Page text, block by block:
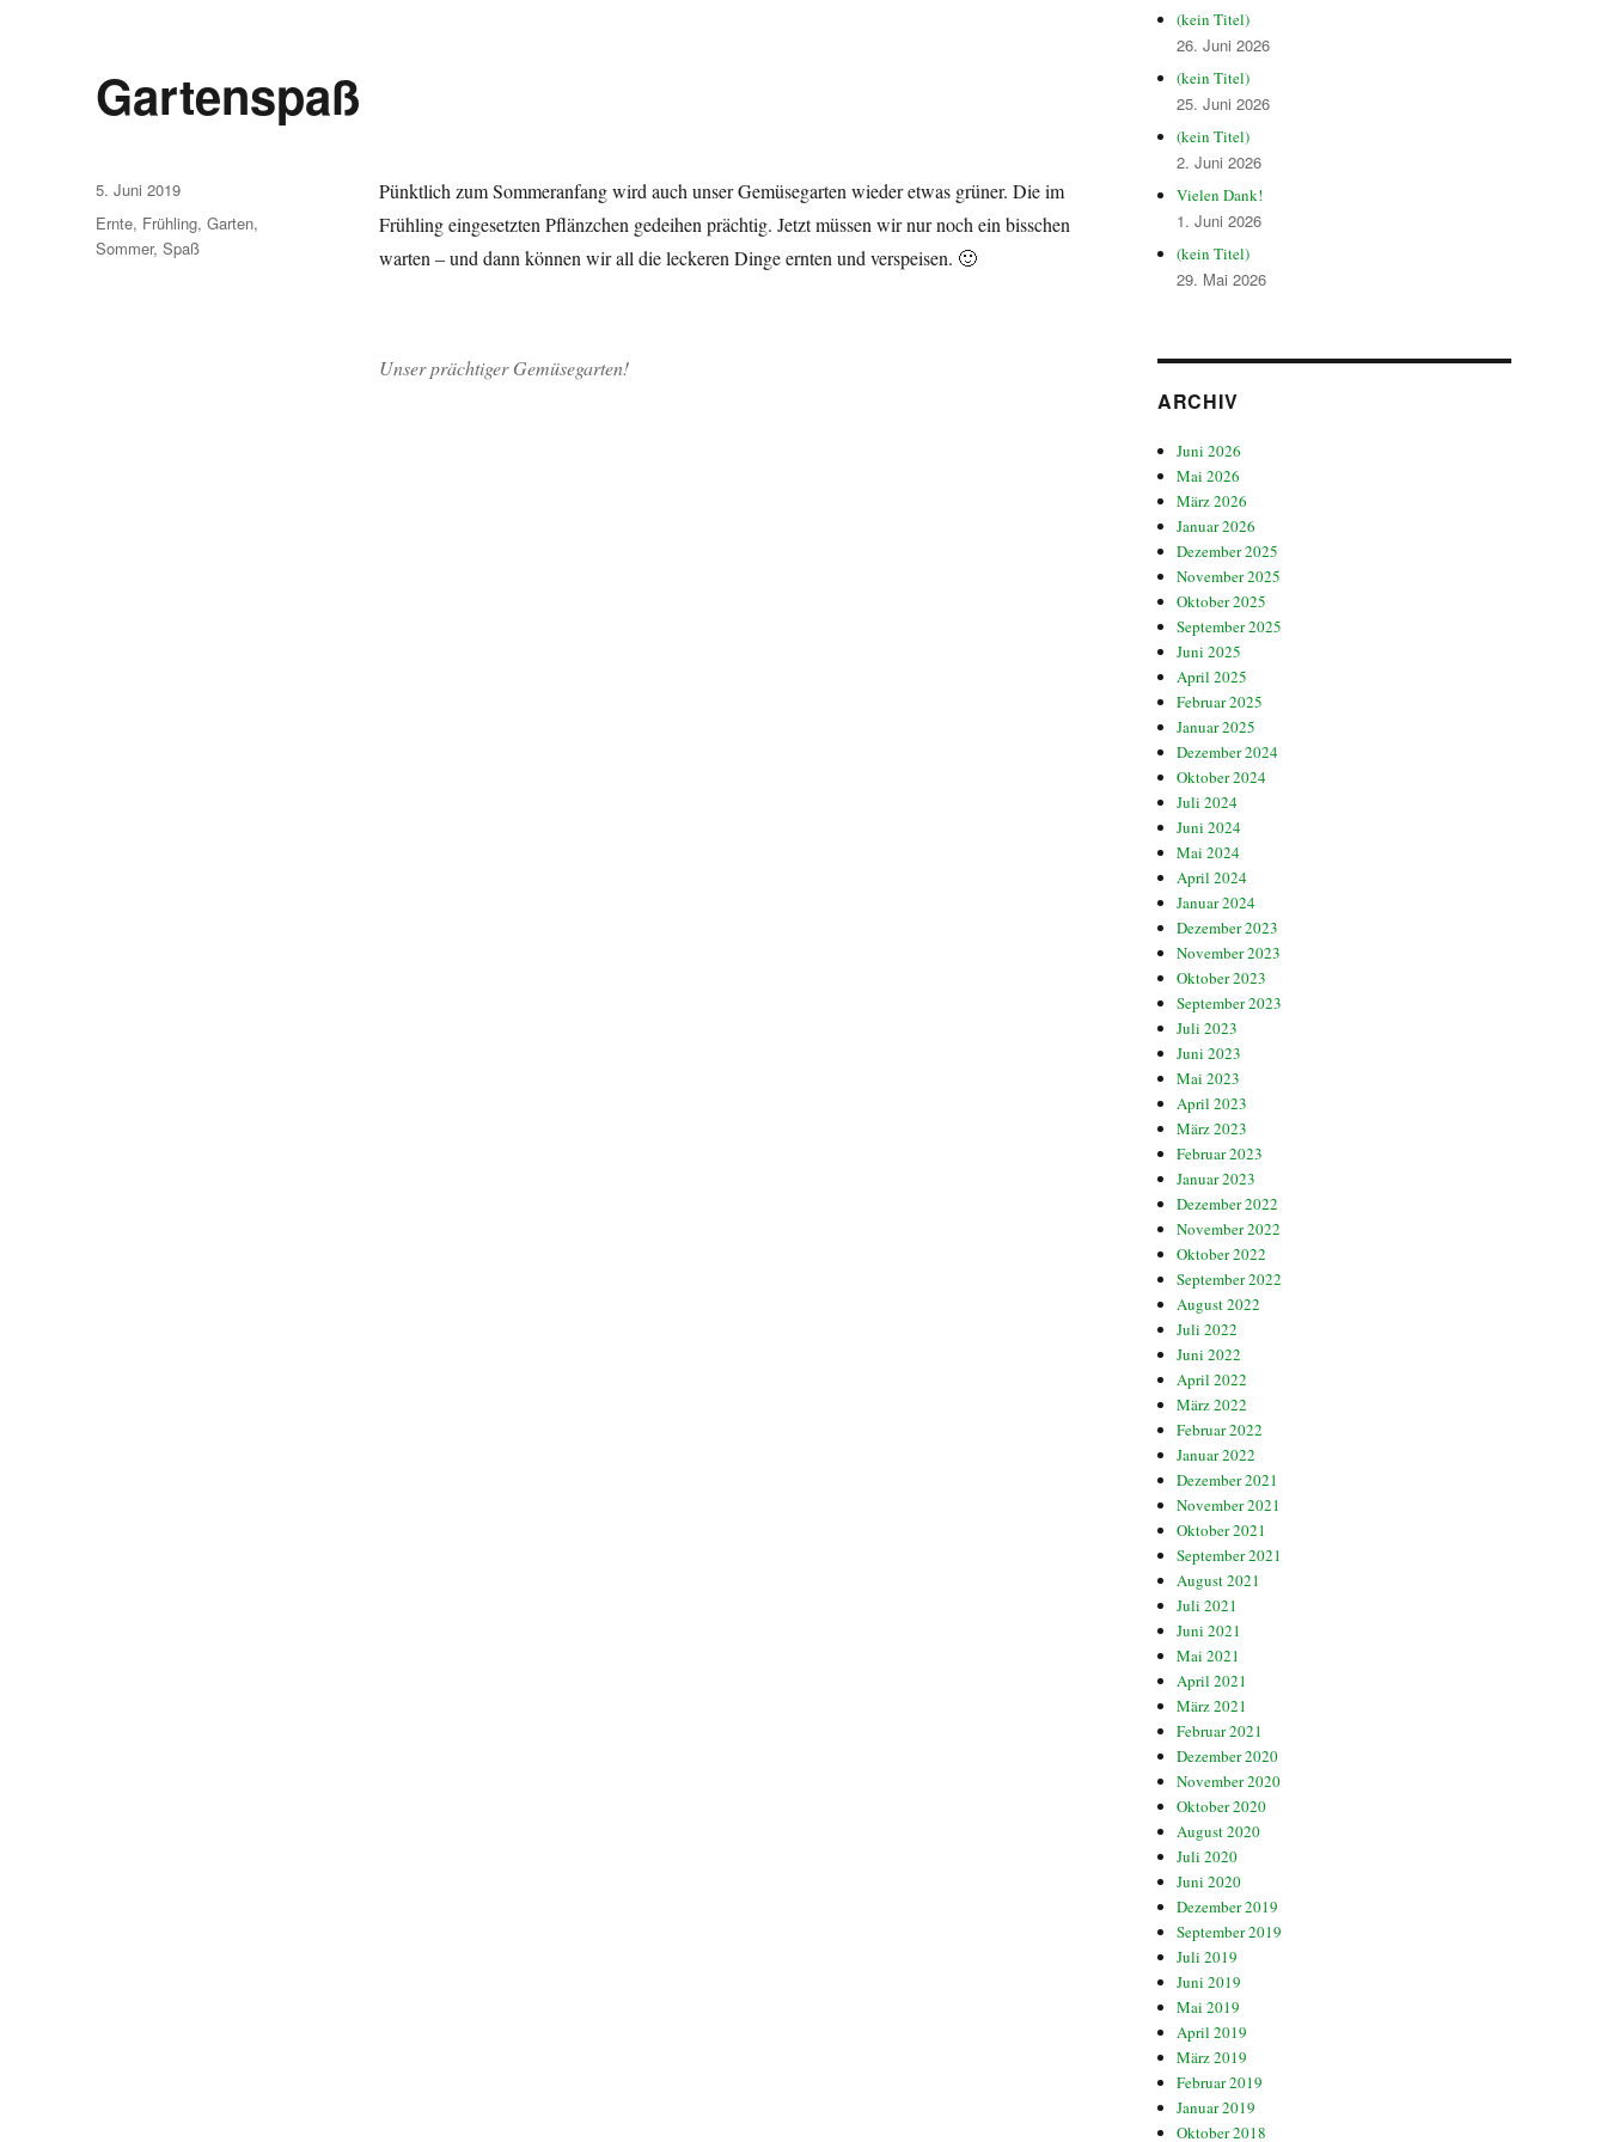
Gartenspaß
Pünktlich zum Sommeranfang wird auch unser Gemüsegarten wieder etwas grüner. Die im
Frühling eingesetzten Pflänzchen gedeihen prächtig. Jetzt müssen wir nur noch ein bisschen
warten – und dann können wir all die leckeren Dinge ernten und verspeisen. 🙂
Unser prächtiger Gemüsegarten!
Veröffentlicht
am
5. Juni 2019
Schlagwörter
Ernte, Frühling,Garten,
Sommer,Spaß
(kein Titel)
26. Juni 2026
(kein Titel)
25. Juni 2026
(kein Titel)
2. Juni 2026
Vielen Dank!
1. Juni 2026
(kein Titel)
29. Mai 2026
ARCHIV
Juni 2026
Mai 2026
März 2026
Januar 2026
Dezember 2025
November 2025
Oktober 2025
September 2025
Juni 2025
April 2025
Februar 2025
Januar 2025
Dezember 2024
Oktober 2024
Juli 2024
Juni 2024
Mai 2024
April 2024
Januar 2024
Dezember 2023
November 2023
Oktober 2023
September 2023
Juli 2023
Juni 2023
Mai 2023
April 2023
März 2023
Februar 2023
Januar 2023
Dezember 2022
November 2022
Oktober 2022
September 2022
August 2022
Juli 2022
Juni 2022
April 2022
März 2022
Februar 2022
Januar 2022
Dezember 2021
November 2021
Oktober 2021
September 2021
August 2021
Juli 2021
Juni 2021
Mai 2021
April 2021
März 2021
Februar 2021
Dezember 2020
November 2020
Oktober 2020
August 2020
Juli 2020
Juni 2020
Dezember 2019
September 2019
Juli 2019
Juni 2019
Mai 2019
April 2019
März 2019
Februar 2019
Januar 2019
Oktober 2018